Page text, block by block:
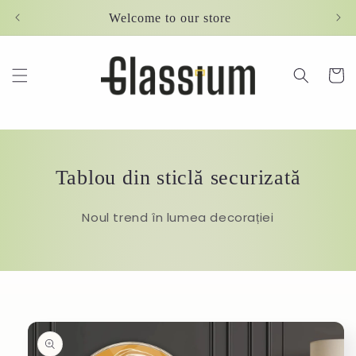
Welcome to our store
Cart
Tablou din sticlă securizată
Noul trend în lumea decorației
product
information